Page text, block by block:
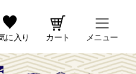
に入り カート メニュー